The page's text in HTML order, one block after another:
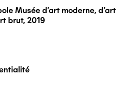
Musée d'art moderne, d'art
brut, 2019